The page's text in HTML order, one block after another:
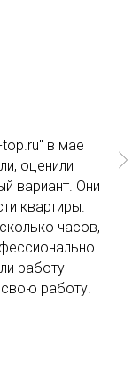
в мае
оценили
вариант. Они
квартиры.
часов,
работу
свою работу.